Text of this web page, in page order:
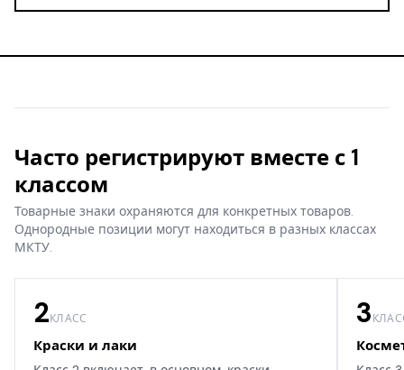
Часто регистрируют вместе с 1
классом
Товарные знаки охраняются для конкретных товаров.
Однородные позиции могут находиться в разных классах
МКТУ.
2КЛАСС
Краски и лаки
3